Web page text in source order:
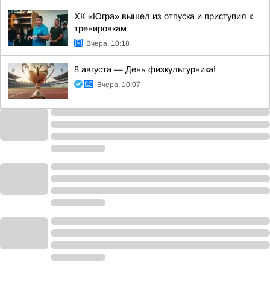
ХК «Югра» вышел из отпуска и приступил к
тренировкам
Вчера, 10:18
8 августа — День физкультурника!
Вчера, 10:07